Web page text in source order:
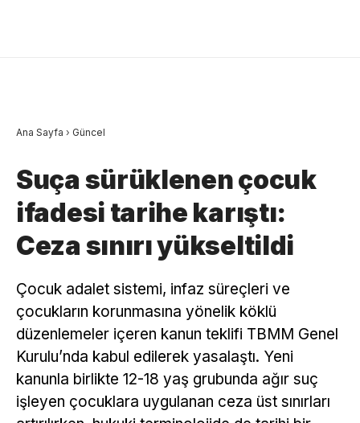
Ana Sayfa › Güncel
Suça sürüklenen çocuk
ifadesi tarihe karıştı:
Ceza sınırı yükseltildi
Çocuk adalet sistemi, infaz süreçleri ve
çocukların korunmasına yönelik köklü
düzenlemeler içeren kanun teklifi TBMM Genel
Kurulu’nda kabul edilerek yasalaştı. Yeni
kanunla birlikte 12-18 yaş grubunda ağır suç
işleyen çocuklara uygulanan ceza üst sınırları